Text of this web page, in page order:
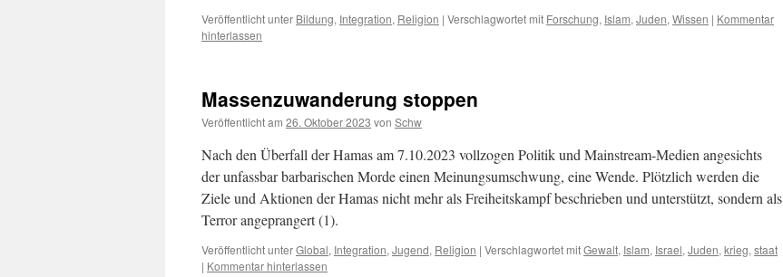
Veröffentlicht unter Bildung, Integration, Religion | Verschlagwortet mit Forschung, Islam, Juden, Wissen | Kommentar
hinterlassen
Massenzuwanderung stoppen
Veröffentlicht am 26. Oktober 2023 von Schw
Nach den Überfall der Hamas am 7.10.2023 vollzogen Politik und Mainstream-Medien angesichts
der unfassbar barbarischen Morde einen Meinungsumschwung, eine Wende. Plötzlich werden die
Ziele und Aktionen der Hamas nicht mehr als Freiheitskampf beschrieben und unterstützt, sondern als
Terror angeprangert (1).
Veröffentlicht unterGlobal, Integration, Jugend, Religion | Verschlagwortet mitGewalt, Islam, Israel, Juden, krieg, staat
| Kommentar hinterlassen